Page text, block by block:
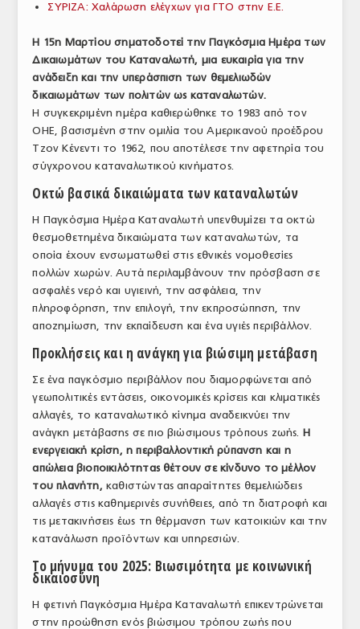
ΠΡΩΤΕΣ ΥΛΕΣ
ΕΞΟΠΛΙΣΜΟΣ
ΥΠΗΡΕΣΙΕΣ
ΕΜΠΟΡΙΚΟΙ ΑΝΤΙΠΡΟΣΩΠΟΙ
ΝΟΜΟΘΕΣΙΑ
ΕΛΛΗΝΙΚΗ ΝΟΜΟΘΕΣΙΑ
ΤΟ ΠΕΡΙΟΔΙΚΟ
Profile
ΑΡΧΕΙΟ ΤΕΥΧΩΝ
ΣΥΝΕΔΡΙΟ ΚΡΕΑΤΟΣ
ΣΥΡΙΖΑ: Χαλάρωση ελέγχων για ΓΤΟ στην Ε.Ε.
Η 15η Μαρτίου σηματοδοτεί την Παγκόσμια Ημέρα των
Δικαιωμάτων του Καταναλωτή, μια ευκαιρία για την
ανάδειξη και την υπεράσπιση των θεμελιωδών
δικαιωμάτων των πολιτών ως καταναλωτών.
Η συγκεκριμένη ημέρα καθιερώθηκε το 1983 από τον
ΟΗΕ, βασισμένη στην ομιλία του Αμερικανού προέδρου
Τζον Κένεντι το 1962, που αποτέλεσε την αφετηρία του
σύγχρονου καταναλωτικού κινήματος.
Οκτώ βασικά δικαιώματα των καταναλωτών
Η Παγκόσμια Ημέρα Καταναλωτή υπενθυμίζει τα οκτώ
θεσμοθετημένα δικαιώματα των καταναλωτών, τα
οποία έχουν ενσωματωθεί στις εθνικές νομοθεσίες
πολλών χωρών. Αυτά περιλαμβάνουν την πρόσβαση σε
ασφαλές νερό και υγιεινή, την ασφάλεια, την
πληροφόρηση, την επιλογή, την εκπροσώπηση, την
αποζημίωση, την εκπαίδευση και ένα υγιές περιβάλλον.
Προκλήσεις και η ανάγκη για βιώσιμη μετάβαση
Σε ένα παγκόσμιο περιβάλλον που διαμορφώνεται από
γεωπολιτικές εντάσεις, οικονομικές κρίσεις και κλιματικές
αλλαγές, το καταναλωτικό κίνημα αναδεικνύει την
ανάγκη μετάβασης σε πιο βιώσιμους τρόπους ζωής. Η
ενεργειακή κρίση, η περιβαλλοντική ρύπανση και η
απώλεια βιοποικιλότητας θέτουν σε κίνδυνο το μέλλον
του πλανήτη, καθιστώντας απαραίτητες θεμελιώδεις
αλλαγές στις καθημερινές συνήθειες, από τη διατροφή και
τις μετακινήσεις έως τη θέρμανση των κατοικιών και την
κατανάλωση προϊόντων και υπηρεσιών.
Το μήνυμα του 2025: Βιωσιμότητα με κοινωνική
δικαιοσύνη
Η φετινή Παγκόσμια Ημέρα Καταναλωτή επικεντρώνεται
στην προώθηση ενός βιώσιμου τρόπου ζωής που